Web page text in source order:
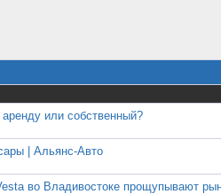
или собственный?
| Альянс-Авто
во Владивостоке прощупывают